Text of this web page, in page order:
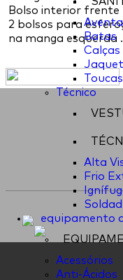
Batas
Calças
Técnico
Alta
Frio
equipamento
Acessórios
Anti-Ácidos
Bolso interior frente
2 bolsos para
na manga esquerda .